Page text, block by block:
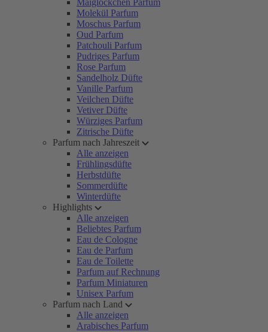
Maiglöckchen Parfum
Molekül Parfum
Moschus Parfum
Oud Parfum
Patchouli Parfum
Pudriges Parfum
Rose Parfum
Sandelholz Düfte
Vanille Parfum
Veilchen Düfte
Vetiver Düfte
Würziges Parfum
Zitrische Düfte
Parfum nach Jahreszeit
Alle anzeigen
Frühlingsdüfte
Herbstdüfte
Sommerdüfte
Winterdüfte
Highlights
Alle anzeigen
Beliebtes Parfum
Eau de Cologne
Eau de Parfum
Eau de Toilette
Parfum auf Rechnung
Parfum Miniaturen
Unisex Parfum
Parfum nach Land
Alle anzeigen
Arabisches Parfum